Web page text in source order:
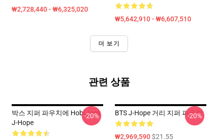
₩2,728,440 - ₩6,325,020
₩5,642,910 - ₩6,607,510
더 보기
관련 상품
박스 지퍼 파우치에 Hobi Jack
J-Hope
-20% BTS J-Hope 거리 지퍼 파우치
₩2,969,590$21.55
-20%